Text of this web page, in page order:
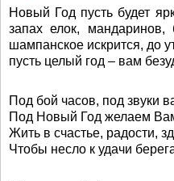
Новый Год пусть будет
запах елок, мандаринов,
шампанское искрится, до
пусть целый год – вам
Под бой часов, под звуки
Под Новый Год желаем
Жить в счастье, радости,
Чтобы несло к удачи